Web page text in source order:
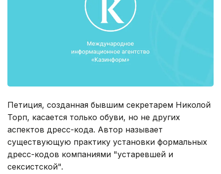
Петиция, созданная бывшим секретарем Николой
Торп, касается только обуви, но не других
аспектов дресс-кода. Автор называет
существующую практику установки формальных
дресс-кодов компаниями "устаревшей и
сексистской".